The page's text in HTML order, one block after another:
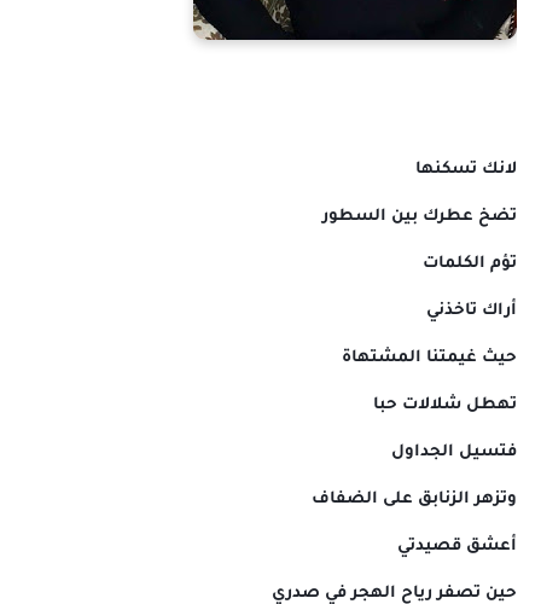
لانك تسكنها
تضخ عطرك بين السطور
تؤم الكلمات
أراك تاخذني
حيث غيمتنا المشتهاة
تهطل شلالات حبا
فتسيل الجداول
وتزهر الزنابق على الضفاف
أعشق قصيدتي
حين تصفر رياح الهجر في صدري